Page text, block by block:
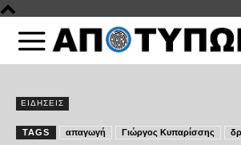
ΕΙΔΗΣΕΙΣ
TAGS απαγωγή Γιώργος Κυπαρίσσης